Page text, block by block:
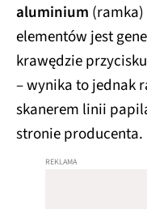
aluminium (ramka)
elementów jest
krawędzie
– wynika to jednak
skanerem linii
stronie producenta.